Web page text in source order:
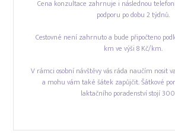
Cena konzultace zahrnuje i následnou
podporu po dobu 2 týdnů.
Cestovné není zahrnuto a bude připočteno
km ve výši 8 Kč/km.
V rámci osobní návštěvy vás ráda naučím nosit
a mohu vám také šátek zapůjčit. Šátkové
laktačního poradenství stojí